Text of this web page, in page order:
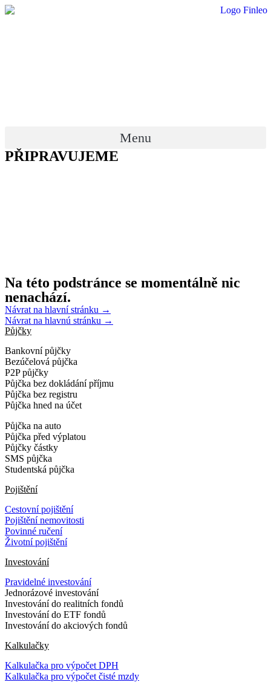
Menu
PŘIPRAVUJEME
Na této podstránce se momentálně nic
nenachází.
Návrat na hlavní stránku →
Návrat na hlavnú stránku →
Půjčky
Bankovní půjčky
Bezúčelová půjčka
P2P půjčky
Půjčka bez dokládání příjmu
Půjčka bez registru
Půjčka hned na účet
Půjčka na auto
Půjčka před výplatou
Půjčky částky
SMS půjčka
Studentská půjčka
Pojištění
Cestovní pojištění
Pojištění nemovitosti
Povinné ručení
Životní pojištění
Investování
Pravidelné investování
Jednorázové investování
Investování do realitních fondů
Investování do ETF fondů
Investování do akciových fondů
Kalkulačky
Kalkulačka pro výpočet DPH
Kalkulačka pro výpočet čisté mzdy